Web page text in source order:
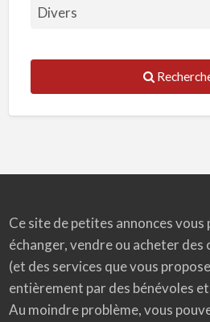
Ce site de petites annonces vous
échanger, vendre ou acheter des
(et des services que vous
entièrement par des bénévoles
Au moindre problème, vous